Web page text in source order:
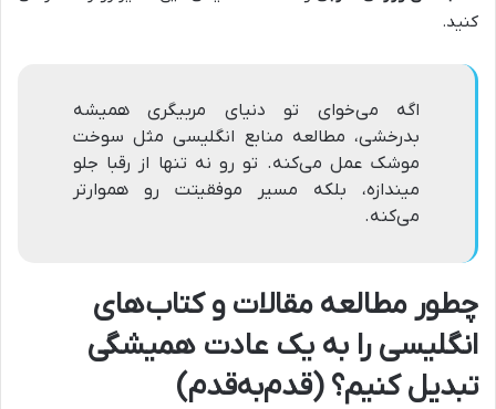
کنید.
اگه می‌خوای تو دنیای مربیگری همیشه
بدرخشی، مطالعه منابع انگلیسی مثل سوخت
موشک عمل می‌کنه. تو رو نه تنها از رقبا جلو
میندازه، بلکه مسیر موفقیتت رو هموارتر
می‌کنه.
چطور مطالعه مقالات و کتاب‌های
انگلیسی را به یک عادت همیشگی
تبدیل کنیم؟ (قدم‌به‌قدم)